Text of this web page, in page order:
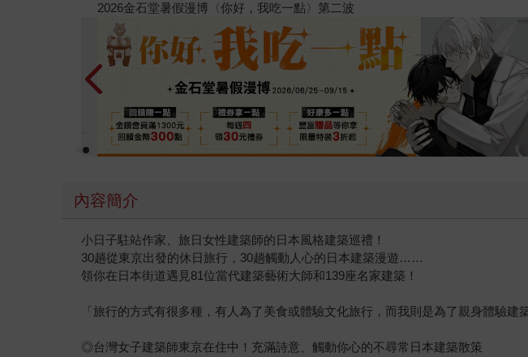
春光ｘ奇幻基地｜全書系展
內容簡介
小日子駐站作家、旅日女性建築師的日本風格建築巡禮！
30趟從東京出發的休日旅行，30趟觸動人心的日本建築漫遊……
領你在日本街道遇見81位當代建築藝術大師和139座名家建築！
「旅行的方式有很多種，有人為了美食或體驗文化旅行，而我則是為了親身體驗
◎台灣女子建築師東京在住中！充滿詩意、觸動你心的不尋常日本建築散策